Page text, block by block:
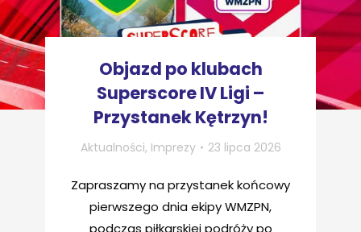
Objazd po klubach
Superscore IV Ligi –
Przystanek Kętrzyn!
Aktualności, Imprezy 23 lipca 2026
Zapraszamy na przystanek końcowy
pierwszego dnia ekipy WMZPN,
podczas piłkarskiej podróży po